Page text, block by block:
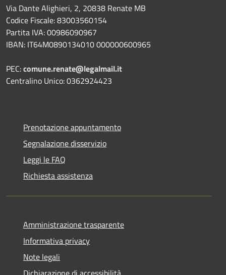
Via Dante Alighieri, 2, 20838 Renate MB
Codice Fiscale: 83003560154
Partita IVA: 00986090967
IBAN: IT64M0890134010 000000600965
PEC:comune.renate@legalmail.it
Centralino Unico: 0362924423
Prenotazione appuntamento
Segnalazione disservizio
Leggi le FAQ
Richiesta assistenza
Amministrazione trasparente
Informativa privacy
Note legali